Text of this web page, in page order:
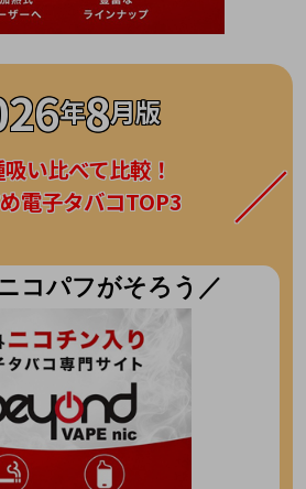
年8月版
い比べて比較！
電子タバコTOP3
コパフがそろう／